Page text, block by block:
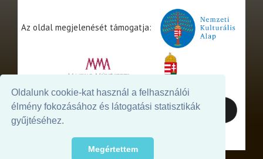
Oldalunk cookie-kat használ a felhasználói
élmény fokozásához és látogatási statisztikák
gyűjtéséhez.
Megértettem
Az oldal megjelenését támogatja: